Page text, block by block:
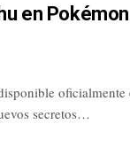
en Pokémon
secretos…